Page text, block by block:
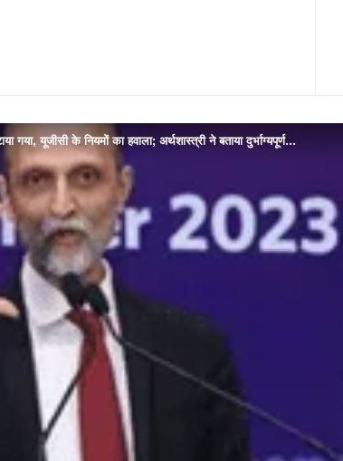
गया, यूजीसी के नियमों का हवाला; अर्थशास्त्री ने बताया दुर्भाग्यपूर्ण…